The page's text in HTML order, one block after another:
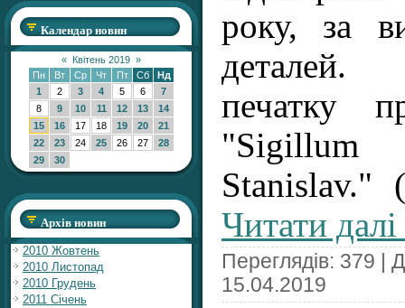
Календар новин
« Квітень 2019 »
Пн
Вт Ср Чт Пт Сб
Нд
1
2 3 4 5 6
7
8
9 10 11 12 13
14
15
16 17 18 19 20
21
22
23 24 25 26 27
28
29
30
Архів новин
2010 Жовтень
2010 Листопад
2010 Грудень
2011 Січень
року, за
печатку
"Sigillum
Stanislav."
Читати
Переглядів: 379 |
15.04.2019